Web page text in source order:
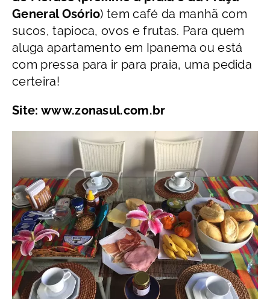
General Osório) tem café da manhã com
sucos, tapioca, ovos e frutas. Para quem
aluga apartamento em Ipanema ou está
com pressa para ir para praia, uma pedida
certeira!
Site: www.zonasul.com.br